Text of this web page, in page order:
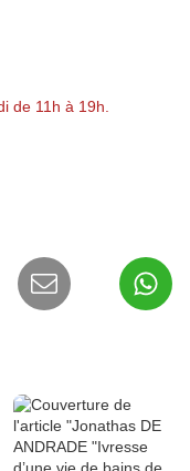
de 11h à 19h.